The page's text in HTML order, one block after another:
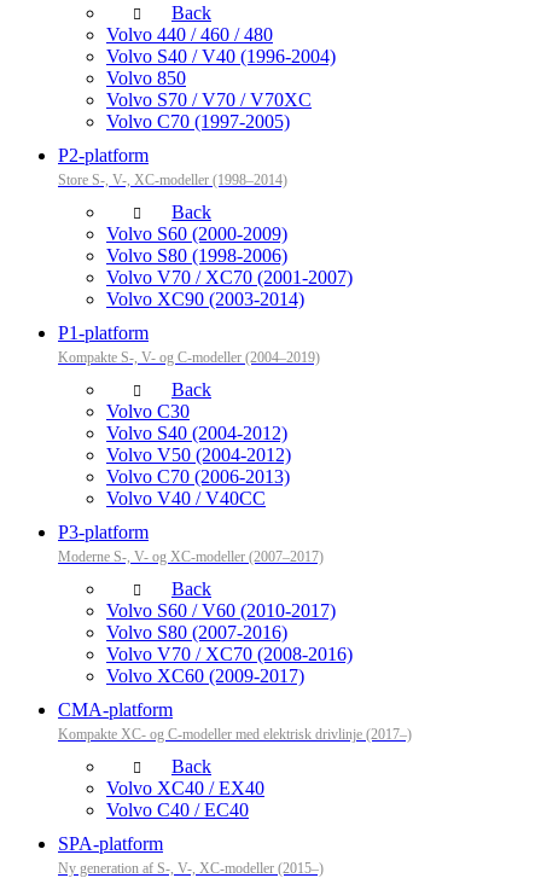
Back
Volvo 440 / 460 / 480
Volvo S40 / V40 (1996-2004)
Volvo 850
Volvo S70 / V70 / V70XC
Volvo C70 (1997-2005)
P2-platform
Store S-, V-, XC-modeller (1998–2014)
Back
Volvo S60 (2000-2009)
Volvo S80 (1998-2006)
Volvo V70 / XC70 (2001-2007)
Volvo XC90 (2003-2014)
P1-platform
Kompakte S-, V- og C-modeller (2004–2019)
Back
Volvo C30
Volvo S40 (2004-2012)
Volvo V50 (2004-2012)
Volvo C70 (2006-2013)
Volvo V40 / V40CC
P3-platform
Moderne S-, V- og XC-modeller (2007–2017)
Back
Volvo S60 / V60 (2010-2017)
Volvo S80 (2007-2016)
Volvo V70 / XC70 (2008-2016)
Volvo XC60 (2009-2017)
CMA-platform
Kompakte XC- og C-modeller med elektrisk drivlinje (2017–)
Back
Volvo XC40 / EX40
Volvo C40 / EC40
SPA-platform
Ny generation af S-, V-, XC-modeller (2015–)